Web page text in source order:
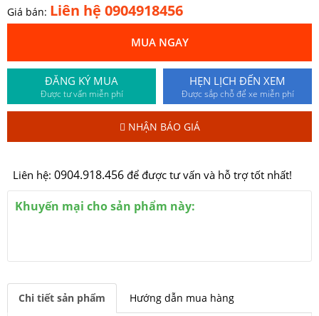
Giá bán: Liên hệ 0904918456
MUA NGAY
ĐĂNG KÝ MUA
Được tư vấn miễn phí
HẸN LỊCH ĐẾN XEM
Được sắp chỗ để xe miễn phí
NHẬN BÁO GIÁ
Liên hệ: 0904.918.456 để được tư vấn và hỗ trợ tốt nhất!
Khuyến mại cho sản phẩm này:
Chi tiết sản phẩm Hướng dẫn mua hàng